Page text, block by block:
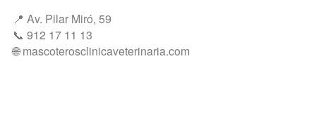
📍 Av. Pilar Miró, 59
📞 912 17 11 13
🌐 mascoterosclinicaveterinaria.com